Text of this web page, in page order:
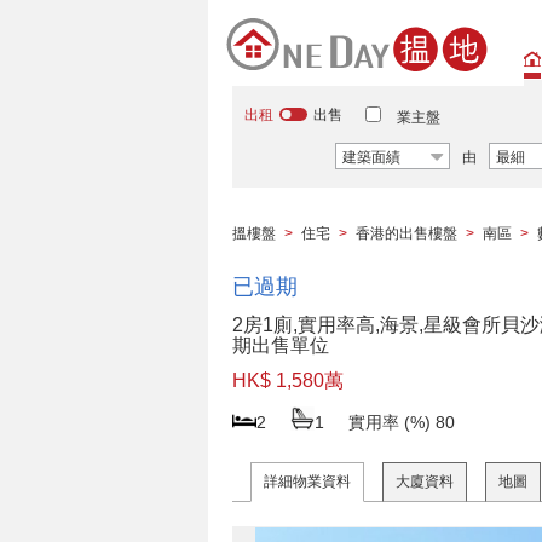
出租 出售 業主盤
建築面績 由 最細
搵樓盤 > 住宅 > 香港的出售樓盤 > 南區 >
已過期
2房1廁,實用率高,海景,星級會所貝
期出售單位
HK$ 1,580萬
2 1 實用率 (%) 80
詳細物業資料 大廈資料 地圖